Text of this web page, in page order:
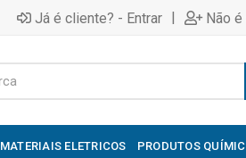
Já é cliente? - Entrar | Não
MATERIAIS ELETRICOS PRODUTOS